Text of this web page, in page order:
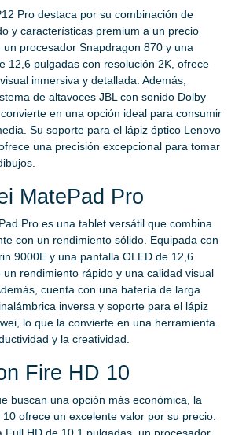
Pro destaca por su combinación de
y características premium a un precio
un procesador Snapdragon 870 y una
12,6 pulgadas con resolución 2K, ofrece
inmersiva y detallada. Además,
de altavoces JBL con sonido Dolby
en una opción ideal para consumir
Su soporte para el lápiz óptico Lenovo
una precisión excepcional para tomar
MatePad Pro
Pro es una tablet versátil que combina
con un rendimiento sólido. Equipada con
9000E y una pantalla OLED de 12,6
un rendimiento rápido y una calidad visual
cuenta con una batería de larga
inversa y soporte para el lápiz
lo que la convierte en una herramienta
y la creatividad.
Fire HD 10
buscan una opción más económica, la
10 ofrece un excelente valor por su precio.